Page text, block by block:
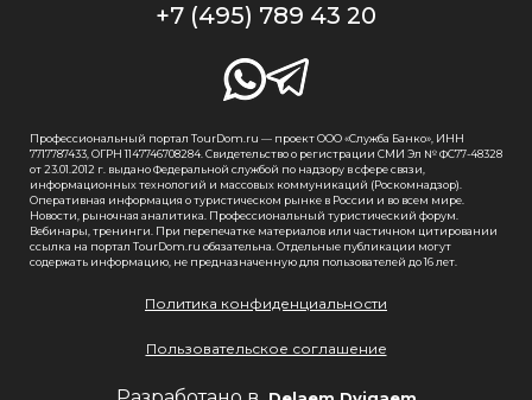
+7 (495) 789 43 20
Профессиональный портал TourDom.ru — проект ООО «Служба Банко», ИНН
7717787433, ОГРН 1147746708284. Свидетельство о регистрации СМИ Эл № ФС77-48328
от 23.01.2012 г. выдано Федеральной службой по надзору в сфере связи,
информационных технологий и массовых коммуникаций (Роскомнадзор).
Оперативная информация о туристическом рынке в России и во всем мире.
Новости, рыночная аналитика. Профессиональный туристический форум.
Вебинары, тренинги. При перепечатке материалов или частичном цитировании
ссылка на портал TourDom.ru обязательна. Отдельные публикации могут
содержать информацию, не предназначенную для пользователей до 16 лет.
Политика конфиденциальности
Пользовательское соглашение